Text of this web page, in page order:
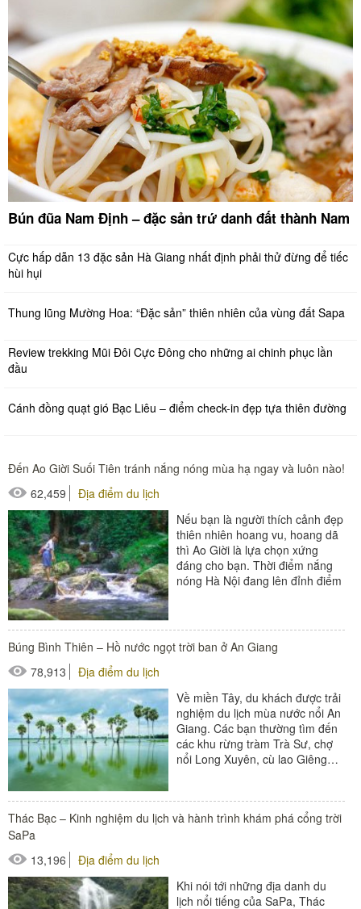
Bún đũa Nam Định – đặc sản trứ danh đất thành Nam
Cực hấp dẫn 13 đặc sản Hà Giang nhất định phải thử đừng để tiếc
hùi hụi
Thung lũng Mường Hoa: “Đặc sản” thiên nhiên của vùng đất Sapa
Review trekking Mũi Đôi Cực Đông cho những ai chinh phục lần
đầu
Cánh đồng quạt gió Bạc Liêu – điểm check-in đẹp tựa thiên đường
Đến Ao Giời Suối Tiên tránh nắng nóng mùa hạ ngay và luôn nào!
62,459
Địa điểm du lịch
Nếu bạn là người thích cảnh đẹp
thiên nhiên hoang vu, hoang dã
thì Ao Giời là lựa chọn xứng
đáng cho bạn. Thời điểm nắng
nóng Hà Nội đang lên đỉnh điểm
Búng Bình Thiên – Hồ nước ngọt trời ban ở An Giang
78,913
Địa điểm du lịch
Về miền Tây, du khách được trải
nghiệm du lịch mùa nước nổi An
Giang. Các bạn thường tìm đến
các khu rừng tràm Trà Sư, chợ
nổi Long Xuyên, cù lao Giêng…
Thác Bạc – Kinh nghiệm du lịch và hành trình khám phá cổng trời
SaPa
13,196
Địa điểm du lịch
Khi nói tới những địa danh du
lịch nổi tiếng của SaPa, Thác